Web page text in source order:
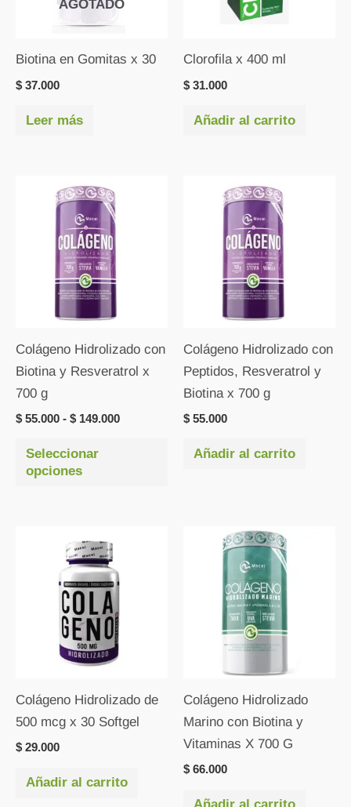
AGOTADO
Biotina en Gomitas x 30
$ 37.000
Leer más
Clorofila x 400 ml
$ 31.000
Añadir al carrito
Colágeno Hidrolizado con
Biotina y Resveratrol x
700 g
$ 55.000 - $ 149.000
Seleccionar
opciones
página
Colágeno Hidrolizado con
Peptidos, Resveratrol y
Biotina x 700 g
$ 55.000
Añadir al carrito
Colágeno Hidrolizado de
500 mcg x 30 Softgel
$ 29.000
Añadir al carrito
Colágeno Hidrolizado
Marino con Biotina y
Vitaminas X 700 G
$ 66.000